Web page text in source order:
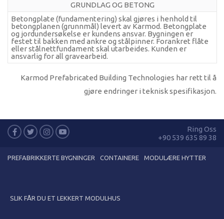
GRUNDLAG OG BETONG
Betongplate (fundamentering) skal gjøres i henhold til
betongplanen (grunnmål) levert av Karmod. Betongplate
og jordundersøkelse er kundens ansvar. Bygningen er
festet til bakken med ankre og stålpinner. Forankret flåte
eller stålnettfundament skal utarbeides. Kunden er
ansvarlig for all gravearbeid.
Karmod Prefabricated Building Technologies har rett til å
gjøre endringer i teknisk spesifikasjon.
Ring Oss
+90 539 635 89 38
PREFABRIKKERTE BYGNINGER CONTAINERE MODULÆRE HYTTER
SLIK FÅR DU ET LEKKERT MODULHUS